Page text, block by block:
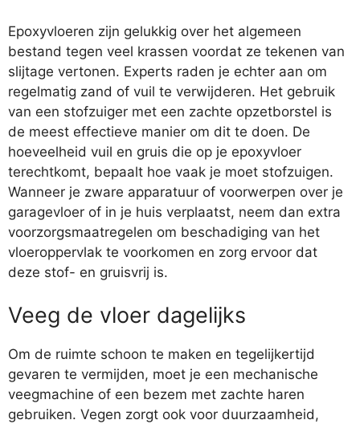
Epoxyvloeren zijn gelukkig over het algemeen
bestand tegen veel krassen voordat ze tekenen van
slijtage vertonen. Experts raden je echter aan om
regelmatig zand of vuil te verwijderen. Het gebruik
van een stofzuiger met een zachte opzetborstel is
de meest effectieve manier om dit te doen. De
hoeveelheid vuil en gruis die op je epoxyvloer
terechtkomt, bepaalt hoe vaak je moet stofzuigen.
Wanneer je zware apparatuur of voorwerpen over je
garagevloer of in je huis verplaatst, neem dan extra
voorzorgsmaatregelen om beschadiging van het
vloeroppervlak te voorkomen en zorg ervoor dat
deze stof- en gruisvrij is.
Veeg de vloer dagelijks
Om de ruimte schoon te maken en tegelijkertijd
gevaren te vermijden, moet je een mechanische
veegmachine of een bezem met zachte haren
gebruiken. Vegen zorgt ook voor duurzaamheid,